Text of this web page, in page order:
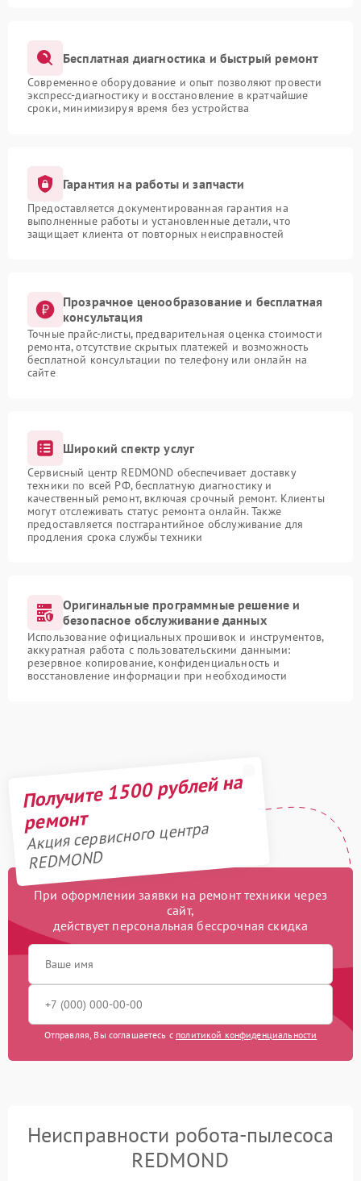
Бесплатная диагностика и быстрый ремонт
Современное оборудование и опыт позволяют провести
экспресс-диагностику и восстановление в кратчайшие
сроки, минимизируя время без устройства
Гарантия на работы и запчасти
Предоставляется документированная гарантия на
выполненные работы и установленные детали, что
защищает клиента от повторных неисправностей
Прозрачное ценообразование и бесплатная
консультация
Точные прайс-листы, предварительная оценка стоимости
ремонта, отсутствие скрытых платежей и возможность
бесплатной консультации по телефону или онлайн на
сайте
Широкий спектр услуг
Сервисный центр REDMOND обеспечивает доставку
техники по всей РФ, бесплатную диагностику и
качественный ремонт, включая срочный ремонт. Клиенты
могут отслеживать статус ремонта онлайн. Также
предоставляется постгарантийное обслуживание для
продления срока службы техники
Оригинальные программные решение и
безопасное обслуживание данных
Использование официальных прошивок и инструментов,
аккуратная работа с пользовательскими данными:
резервное копирование, конфиденциальность и
восстановление информации при необходимости
Получите 1500 рублей на
ремонт
Акция сервисного центра
REDMOND
При оформлении заявки на ремонт техники через
сайт,
действует персональная бессрочная скидка
Отправляя, Вы соглашаетесь с политикой конфиденциальности
Неисправности робота-пылесоса
REDMOND